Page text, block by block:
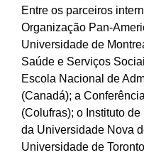
Entre os parceiros
Organização Pan-
Universidade de
Saúde e Serviços
Escola Nacional de
(Canadá); a
(Colufras); o Instituto
da Universidade Nova
Universidade de